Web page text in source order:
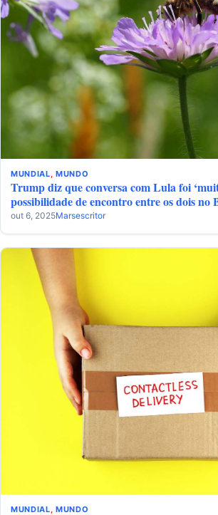
MUNDIAL, MUNDO
Trump diz que conversa com Lula foi
possibilidade de encontro entre os dois no
out 6, 2025Marsescritor
MUNDIAL MUNDO